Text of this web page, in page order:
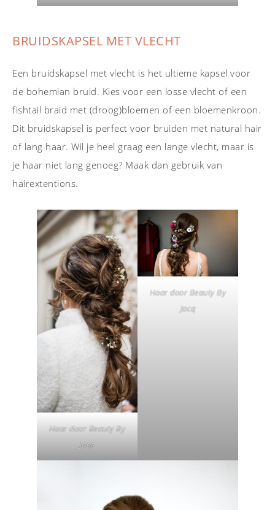
BRUIDSKAPSEL MET VLECHT
Een bruidskapsel met vlecht is het ultieme kapsel voor
de bohemian bruid. Kies voor een losse vlecht of een
fishtail braid met (droog)bloemen of een bloemenkroon.
Dit bruidskapsel is perfect voor bruiden met natural hair
of lang haar. Wil je heel graag een lange vlecht, maar is
je haar niet lang genoeg? Maak dan gebruik van
hairextentions.
Haar door Beauty By
Jaqc
Haar door Beauty By
Jacq